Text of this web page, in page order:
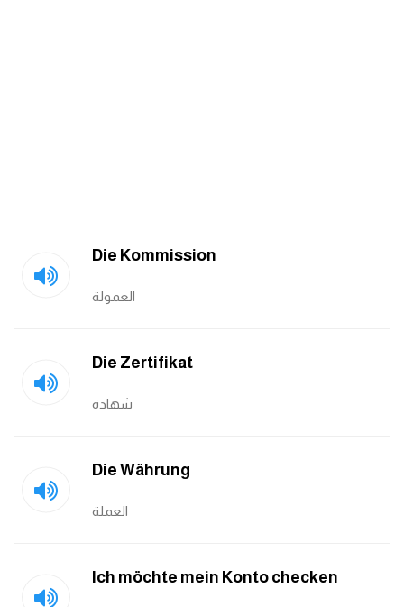
Die Kommission
العمولة
Die Zertifikat
شهادة
Die Währung
العملة
Ich möchte mein Konto checken